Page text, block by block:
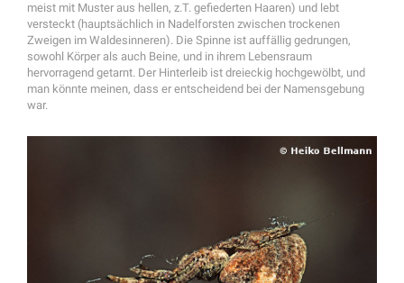
meist mit Muster aus hellen, z.T. gefiederten Haaren) und lebt
versteckt (hauptsächlich in Nadelforsten zwischen trockenen
Zweigen im Waldesinneren). Die Spinne ist auffällig gedrungen,
sowohl Körper als auch Beine, und in ihrem Lebensraum
hervorragend getarnt. Der Hinterleib ist dreieckig hochgewölbt, und
man könnte meinen, dass er entscheidend bei der Namensgebung
war.